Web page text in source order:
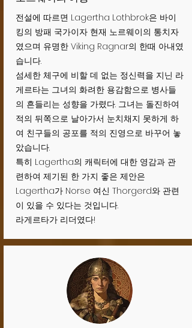
전설에 따르면 Lagertha Lothbrok은 바이
킹의 방패 국가이자 현재 노르웨이의 통치자
였으며 유명한 Viking Ragnar의 한때 아내였
습니다.
섬세한 체구에 비할 데 없는 정신력을 지닌 라
게르타는 그녀의 화려한 용감함으로 병사들
의 흔들리는 성향을 가렸다. 그녀는 돌진하여
적의 뒤쪽으로 날아가서 눈치채지 못하게 하
여 친구들의 공포를 적의 진영으로 바꾸어 놓
았습니다.
특히 Lagertha의 캐릭터에 대한 영감과 관
련하여 제기된 한 가지 좋은 제안은
Lagertha가 Norse 여신 Thorgerd와 관련
이 있을 수 있다는 것입니다.
라게르타가 리더였다!